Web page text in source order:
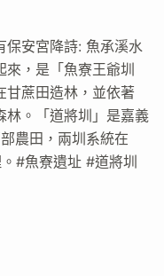
保安宮降詩: 魚承溪水
來，是「魚寮王爺圳
甘蔗田造林，並依著
林。「道將圳」是嘉義
農田，兩圳系統在
#魚寮遺址 #道將圳